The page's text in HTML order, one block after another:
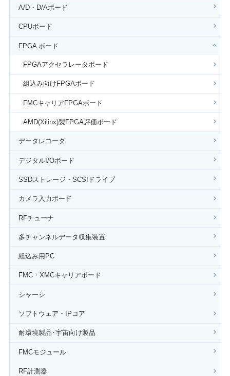
A/D・D/Aボード
CPUボード
FPGA ボード
FPGAアクセラレータボード
組込み向けFPGAボード
FMCキャリアFPGAボード
AMD(Xilinx)製FPGA評価ボード
データレコーダ
デジタルI/Oボード
SSDストレージ・SCSIドライブ
カメラ入力ボード
RFチューナ
多チャンネルデータ収集装置
組込み用PC
FMC・XMCキャリアボード
シャーシ
ソフトウェア・IPコア
耐環境製品･宇宙向け製品
FMCモジュール
RF計測器